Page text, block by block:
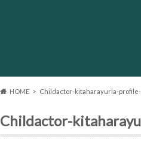
HOME Childactor-kitaharayuria-
Childactor-